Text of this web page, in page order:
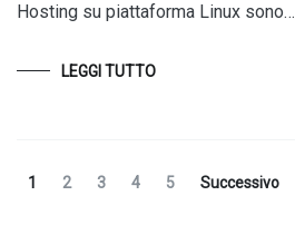
Hosting su piattaforma Linux sono…
LEGGI TUTTO
Navigazione
Pagina
1 Pagina
2 Pagina
3 Pagina
4 Pagina
5 Successivo